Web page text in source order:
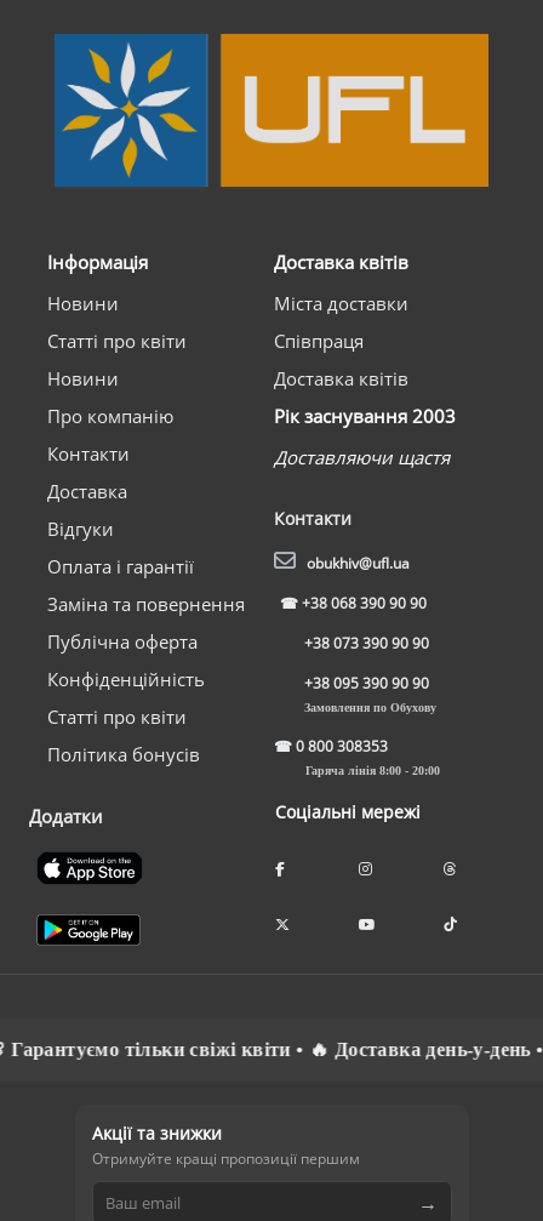
Інформація
Новини
Статті про квіти
Новини
Про компанію
Контакти
Доставка
Відгуки
Оплата і гарантії
Заміна та повернення
Публічна оферта
Конфіденційність
Статті про квіти
Політика бонусів
Додатки
Доставка квітів
Міста доставки
Співпраця
Доставка квітів
Рік заснування 2003
Доставляючи щастя
Контакти
obukhiv@ufl.ua
☎+38 068 390 90 90
+38 073 390 90 90
+38 095 390 90 90
Замовлення по Обухову
☎0 800 308353
Гаряча лінія 8:00 - 20:00
Соціальні мережі
тільки свіжі квіти • 🔥 Доставка день-у-день •
Акції та знижки
Отримуйте кращі пропозиції першим
→